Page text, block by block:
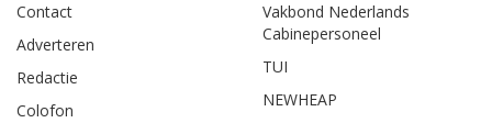
Contact
Adverteren
Redactie
Colofon
Vakbond Nederlands
Cabinepersoneel
TUI
NEWHEAP